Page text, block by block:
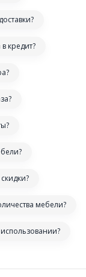
кредит?
мебели?